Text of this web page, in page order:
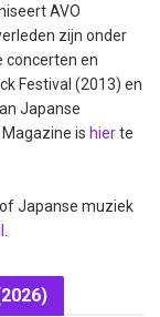
AVO
zijn onder
concerten en
Festival (2013) en
Japanse
is hierte
Japanse muziek